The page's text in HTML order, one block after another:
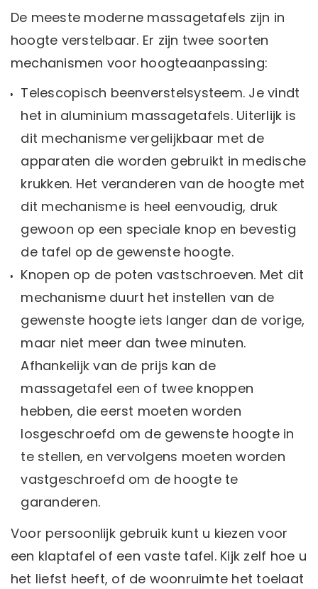
De meeste moderne massagetafels zijn in
hoogte verstelbaar. Er zijn twee soorten
mechanismen voor hoogteaanpassing:
Telescopisch beenverstelsysteem. Je vindt
het in aluminium massagetafels. Uiterlijk is
dit mechanisme vergelijkbaar met de
apparaten die worden gebruikt in medische
krukken. Het veranderen van de hoogte met
dit mechanisme is heel eenvoudig, druk
gewoon op een speciale knop en bevestig
de tafel op de gewenste hoogte.
Knopen op de poten vastschroeven. Met dit
mechanisme duurt het instellen van de
gewenste hoogte iets langer dan de vorige,
maar niet meer dan twee minuten.
Afhankelijk van de prijs kan de
massagetafel een of twee knoppen
hebben, die eerst moeten worden
losgeschroefd om de gewenste hoogte in
te stellen, en vervolgens moeten worden
vastgeschroefd om de hoogte te
garanderen.
Voor persoonlijk gebruik kunt u kiezen voor
een klaptafel of een vaste tafel. Kijk zelf hoe u
het liefst heeft, of de woonruimte het toelaat